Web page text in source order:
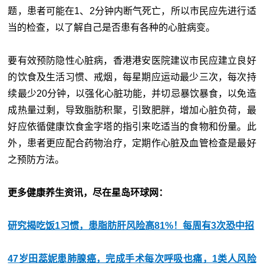
题，患者可能在1、2分钟内断气死亡，所以市民应先进行适
当的检查，以了解自己是否患有各种的心脏病变。
要有效预防隐性心脏病，香港港安医院建议市民应建立良好
的饮食及生活习惯、戒烟，每星期应运动最少三次，每次持
续最少20分钟，以强化心脏功能，并切忌暴饮暴食，以免造
成热量过剩，导致脂肪积聚，引致肥胖，增加心脏负荷，最
好应依循健康饮食金字塔的指引来吃适当的食物和份量。此
外，患者更应配合药物治疗，定期作心脏及血管检查是最好
之预防方法。
更多健康养生资讯，尽在星岛环球网：
研究揭吃饭1习惯，患脂肪肝风险高81%！每周有3次恐中招
47岁田蕊妮患肺腺癌，完成手术每次呼吸也痛，1类人风险